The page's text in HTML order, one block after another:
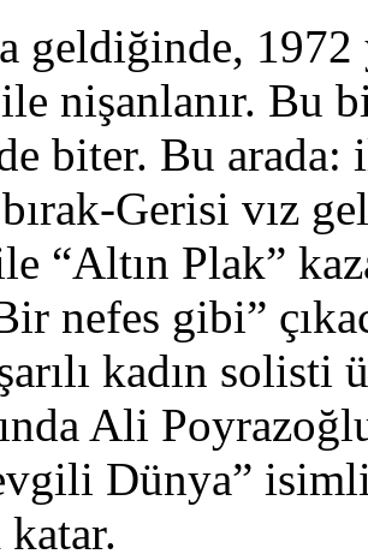
geldiğinde,
nişanlanır. Bu
biter. Bu arada:
Gerisi vız
“Altın Plak”
nefes gibi”
kadın solisti
Ali
Dünya”